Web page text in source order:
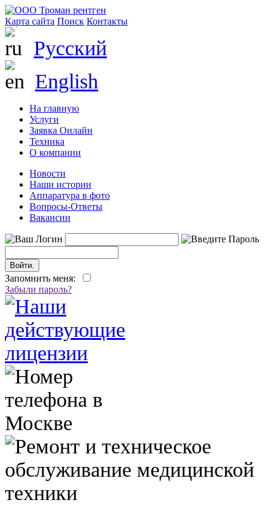
Карта сайта Поиск Контакты
Русский
English
На главную
Услуги
Заявка Онлайн
Техника
О компании
Новости
Наши истории
Аппаратура в фото
Вопросы-Ответы
Вакансии
Запомнить меня:
Забыли пароль?